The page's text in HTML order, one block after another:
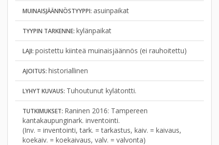
MUINAISJÄÄNNÖSTYYPPI: asuinpaikat
TYYPIN TARKENNE: kylänpaikat
LAJI: poistettu kiinteä muinaisjäännös (ei rauhoitettu)
AJOITUS: historiallinen
LYHYT KUVAUS: Tuhoutunut kylätontti.
TUTKIMUKSET: Raninen 2016: Tampereen
kantakaupunginark. inventointi.
(Inv. = inventointi, tark. = tarkastus, kaiv. = kaivaus,
koekaiv. = koekaivaus, valv. = valvonta)